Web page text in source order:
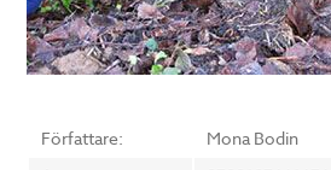
Författare:
Mona Bodin